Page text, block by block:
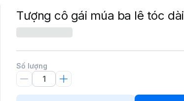
Tượng cô gái múa ba lê tóc dài
Số lượng